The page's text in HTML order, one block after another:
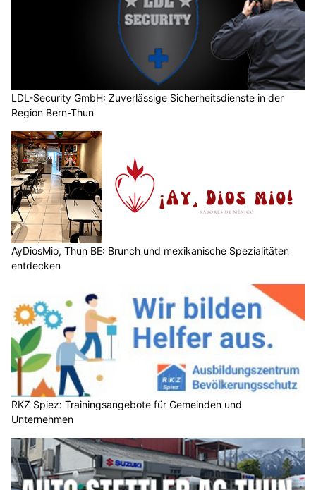
LDL-Security GmbH: Zuverlässige Sicherheitsdienste in der
Region Bern-Thun
AyDiosMio, Thun BE: Brunch und mexikanische Spezialitäten
entdecken
RKZ Spiez: Trainingsangebote für Gemeinden und
Unternehmen